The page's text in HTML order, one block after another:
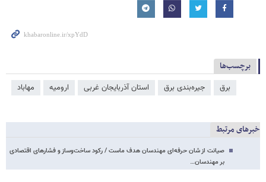
برچسب‌ها
برق جیره‌بندی برق استان آذربایجان غربی ارومیه مهاباد
خبرهای مرتبط
صیانت از شان حرفه‌ای مهندسان هدف ماست / رکود ساخت‌وساز و فشارهای اقتصادی
بر مهندسان…